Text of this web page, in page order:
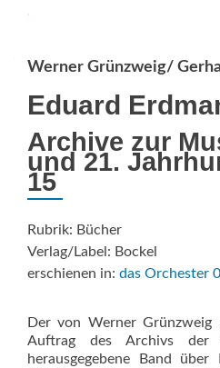
Werner Grünzweig/
Eduard
Archive zur
und 21.
15
Rubrik: Bücher
Verlag/Label: Bockel
erschienen in: das Orchester
Der von Werner Grünzweig
Auftrag des Archivs der
herausgegebene Band